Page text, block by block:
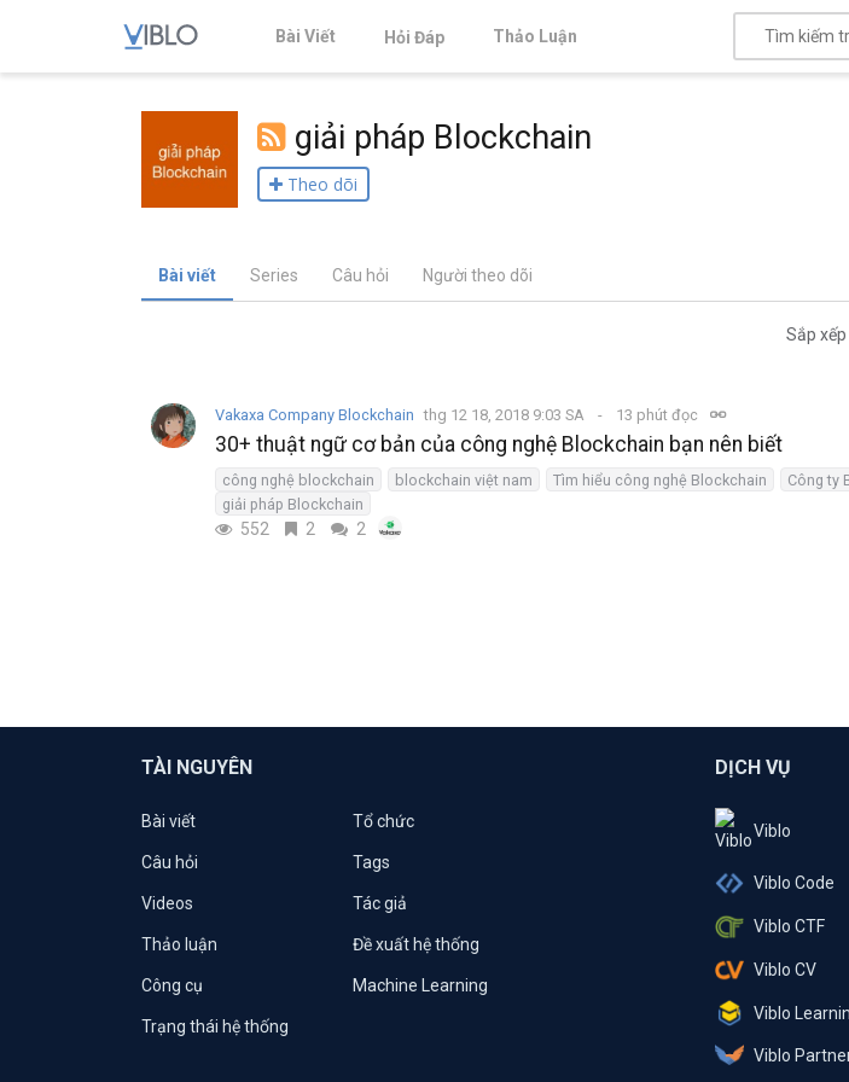
Bài Viết Hỏi Đáp Thảo Luận
giải pháp Blockchain
Theo dõi
Bài viết Series Câu hỏi Người theo dõi
Sắp
Vakaxa Company Blockchain thg 12 18, 2018 9:03 SA 13 phút đọc
30+ thuật ngữ cơ bản của công nghệ Blockchain bạn nên biết
công nghệ blockchain blockchain việt nam Tìm hiểu công nghệ Blockchain
Công ty
giải pháp Blockchain
552 2 2
TÀI NGUYÊN
Bài viết Tổ chức
Câu hỏi Tags
Videos Tác giả
Thảo luận Đề xuất hệ thống
Công cụ Machine Learning
Trạng thái hệ thống
DỊCH VỤ
Viblo
Viblo Code
Viblo CTF
Viblo CV
Viblo
Viblo